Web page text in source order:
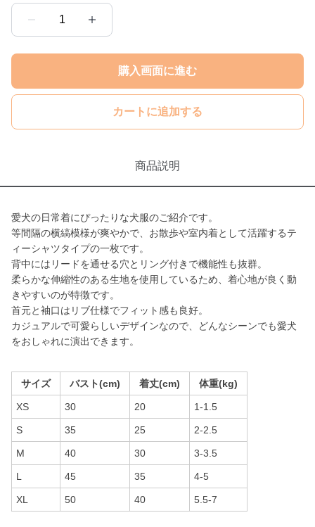
1
購入画面に進む
カートに追加する
商品説明
愛犬の日常着にぴったりな犬服のご紹介です。
等間隔の横縞模様が爽やかで、お散歩や室内着として活躍するテ
ィーシャツタイプの一枚です。
背中にはリードを通せる穴とリング付きで機能性も抜群。
柔らかな伸縮性のある生地を使用しているため、着心地が良く動
きやすいのが特徴です。
首元と袖口はリブ仕様でフィット感も良好。
カジュアルで可愛らしいデザインなので、どんなシーンでも愛犬
をおしゃれに演出できます。
サイズ バスト(cm) 着丈(cm) 体重(kg)
XS 30 20 1-1.5
S 35 25 2-2.5
M 40 30 3-3.5
L 45 35 4-5
XL 50 40 5.5-7